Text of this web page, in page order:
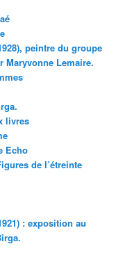
peintre du groupe
Maryvonne Lemaire.
livres
Echo
de l’étreinte
: exposition au